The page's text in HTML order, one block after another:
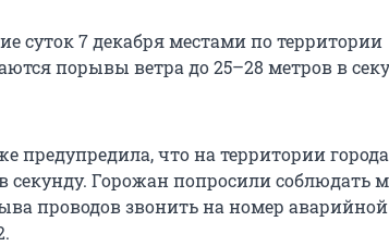
суток 7 декабря местами по территории
порывы ветра до 25–28 метров в
предупредила, что на территории
секунду. Горожан попросили соблюдать
проводов звонить на номер